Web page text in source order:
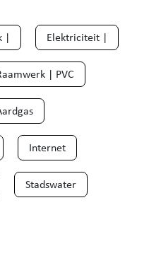
| Elektriciteit |
| PVC
Internet
Stadswater